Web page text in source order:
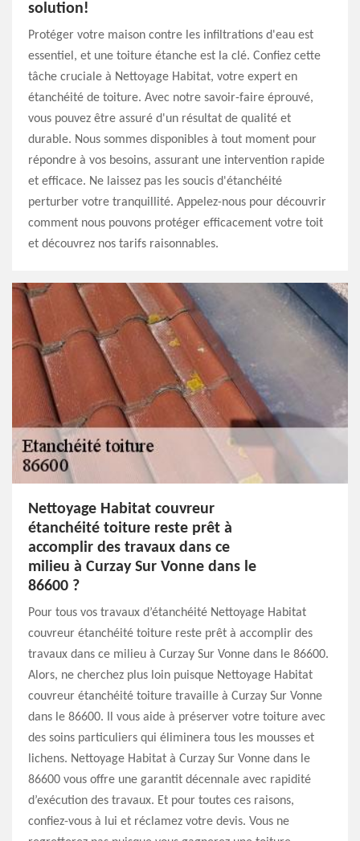
solution!
Protéger votre maison contre les infiltrations d'eau est
essentiel, et une toiture étanche est la clé. Confiez cette
tâche cruciale à Nettoyage Habitat, votre expert en
étanchéité de toiture. Avec notre savoir-faire éprouvé,
vous pouvez être assuré d'un résultat de qualité et
durable. Nous sommes disponibles à tout moment pour
répondre à vos besoins, assurant une intervention rapide
et efficace. Ne laissez pas les soucis d'étanchéité
perturber votre tranquillité. Appelez-nous pour découvrir
comment nous pouvons protéger efficacement votre toit
et découvrez nos tarifs raisonnables.
Nettoyage Habitat couvreur
étanchéité toiture reste prêt à
accomplir des travaux dans ce
milieu à Curzay Sur Vonne dans le
86600 ?
Pour tous vos travaux d’étanchéité Nettoyage Habitat
couvreur étanchéité toiture reste prêt à accomplir des
travaux dans ce milieu à Curzay Sur Vonne dans le 86600.
Alors, ne cherchez plus loin puisque Nettoyage Habitat
couvreur étanchéité toiture travaille à Curzay Sur Vonne
dans le 86600. Il vous aide à préserver votre toiture avec
des soins particuliers qui éliminera tous les mousses et
lichens. Nettoyage Habitat à Curzay Sur Vonne dans le
86600 vous offre une garantit décennale avec rapidité
d’exécution des travaux. Et pour toutes ces raisons,
confiez-vous à lui et réclamez votre devis. Vous ne